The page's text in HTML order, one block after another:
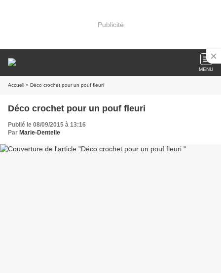
Publicité
MENU
Accueil » Déco crochet pour un pouf fleuri
Déco crochet pour un pouf fleuri
Publié le 08/09/2015 à 13:16
Par Marie-Dentelle